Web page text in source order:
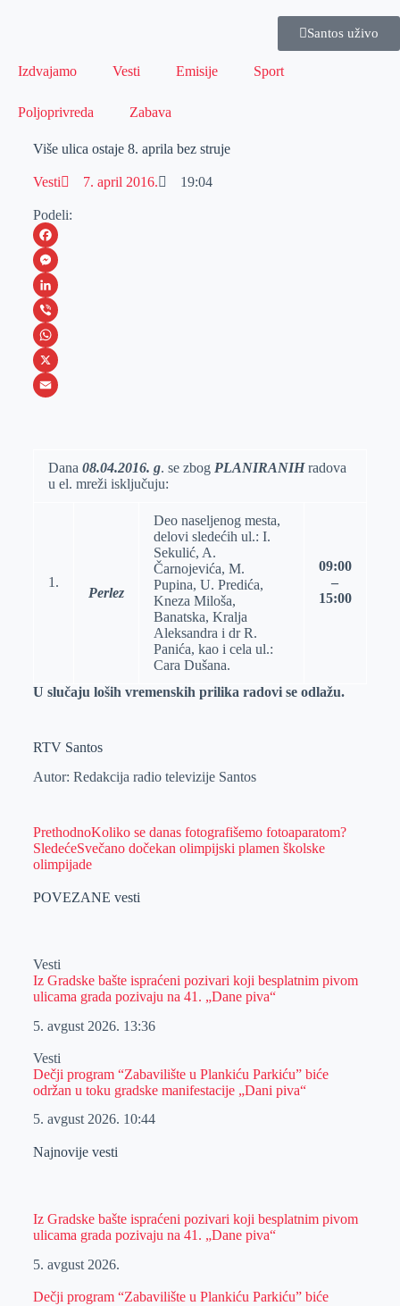
Santos uživo
Izdvajamo Vesti Emisije Sport
Poljoprivreda Zabava
Više ulica ostaje 8. aprila bez struje
Vesti 7. april 2016. 19:04
Podeli:
F
a
c
e
b
o
M
e
s
s
e
L
i
n
k
V
i
b
W
h
X
Dana 08.04.2016. g. se zbog PLANIRANIHradova
u el. mreži isklјučuju:
1.
Perlez
Deo naselјenog mesta,
delovi sledećih ul.: I.
Sekulić, A.
Čarnojevića, M.
Pupina, U. Predića,
Kneza Miloša,
Banatska, Kralјa
Aleksandra i dr R.
Panića, kao i cela ul.:
Cara Dušana.
09:00
–
15:00
U slučaju loših vremenskih prilika radovi se odlažu.
RTV Santos
Autor: Redakcija radio televizije Santos
PrethodnoKoliko se danas fotografišemo fotoaparatom?
SledećeSvečano dočekan olimpijski plamen školske
olimpijade
POVEZANE vesti
Vesti
Iz Gradske bašte ispraćeni pozivari koji besplatnim pivom
ulicama grada pozivaju na 41. „Dane piva“
5. avgust 2026. 13:36
Vesti
Dečji program “Zabavilište u Plankiću Parkiću” biće
održan u toku gradske manifestacije „Dani piva“
5. avgust 2026. 10:44
Najnovije vesti
Iz Gradske bašte ispraćeni pozivari koji besplatnim pivom
ulicama grada pozivaju na 41. „Dane piva“
5. avgust 2026.
Dečji program “Zabavilište u Plankiću Parkiću” biće